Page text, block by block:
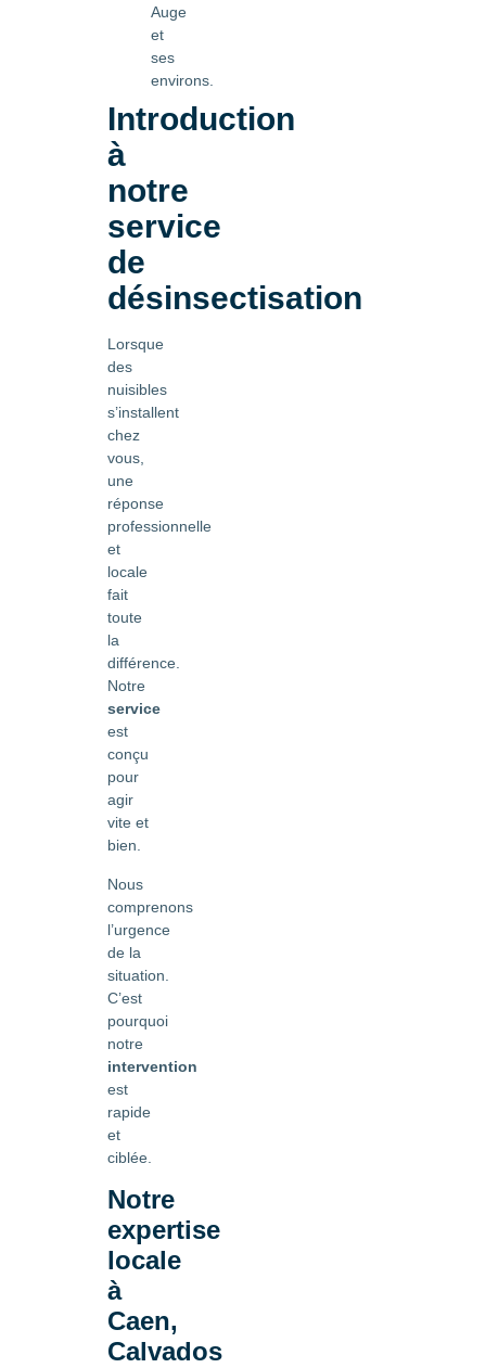
Auge
et
ses
environs.
Introduction
à
notre
service
de
désinsectisation
Lorsque
des
nuisibles
s’installent
chez
vous,
une
réponse
professionnelle
et
locale
fait
toute
la
différence.
Notre
service
est
conçu
pour
agir
vite et
bien.
Nous
comprenons
l’urgence
de la
situation.
C’est
pourquoi
notre
intervention
est
rapide
et
ciblée.
Notre
expertise
locale
à
Caen,
Calvados